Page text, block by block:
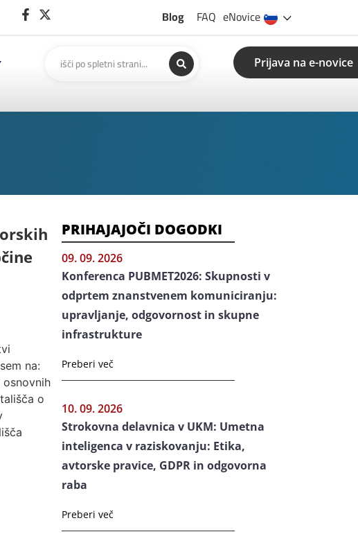
Blog FAQ eNovice
Prijava na e-novice
na:
o
PRIHAJAJOČI DOGODKI
09. 09. 2026
Konferenca PUBMET2026: Skupnosti v
odprtem znanstvenem komuniciranju:
upravljanje, odgovornost in skupne
infrastrukture
Preberi več
10. 09. 2026
Strokovna delavnica v UKM: Umetna
inteligenca v raziskovanju: Etika,
avtorske pravice, GDPR in odgovorna
raba
Preberi več